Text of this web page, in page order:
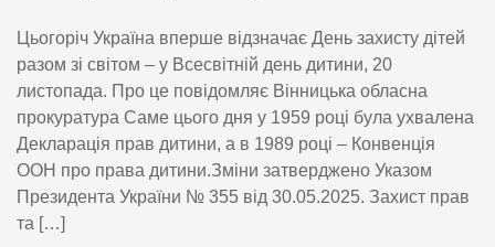
Цьогоріч Україна вперше відзначає День захисту дітей
разом зі світом – у Всесвітній день дитини, 20
листопада. Про це повідомляє Вінницька обласна
прокуратура Саме цього дня у 1959 році була ухвалена
Декларація прав дитини, а в 1989 році – Конвенція
ООН про права дитини.Зміни затверджено Указом
Президента України № 355 від 30.05.2025. Захист прав
та […]